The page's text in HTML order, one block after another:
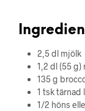
2,5 dl mjölk
1,2 dl (55
135 g
1 tsk tärnad
1/2 höns